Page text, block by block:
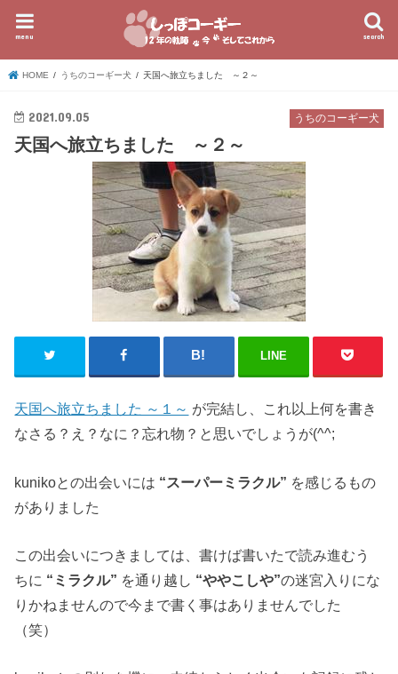
search
menu
HOME うちのコーギー犬 天国へ旅立ちました ～２～
うちのコーギー犬
2021.09.05
天国へ旅立ちました ～２～
LINE
天国へ旅立ちました ～１～ が完結し、これ以上何を書き
なさる？え？なに？忘れ物？と思いでしょうが(^^;
kunikoとの出会いには “スーパーミラクル” を感じるもの
がありました
この出会いにつきましては、書けば書いたで読み進むう
ちに “ミラクル” を通り越し “ややこしや”の迷宮入りにな
りかねませんので今まで書く事はありませんでした
（笑）